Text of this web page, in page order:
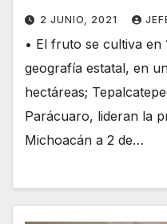
2 JUNIO, 2021
• El fruto se cultiva en
geografía estatal, en
hectáreas;
Parácuaro, lideran la
Michoacán a 2 de…